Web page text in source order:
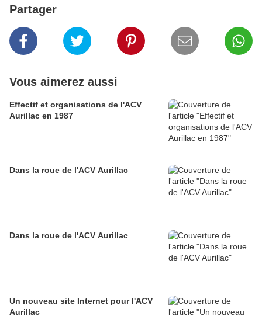
Partager
Vous aimerez aussi
Effectif et organisations de l'ACV
Aurillac en 1987
Dans la roue de l'ACV Aurillac
Dans la roue de l'ACV Aurillac
Un nouveau site Internet pour l'ACV
Aurillac